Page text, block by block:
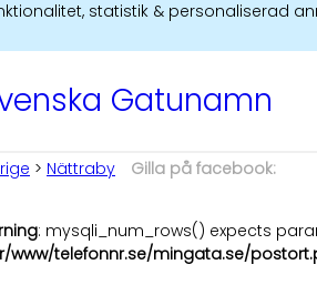
statistik & personaliserad
Gatunamn
> Nättraby Gilla på facebook:
: mysqli_num_rows() expects
www/telefonnr.se/mingata.se/